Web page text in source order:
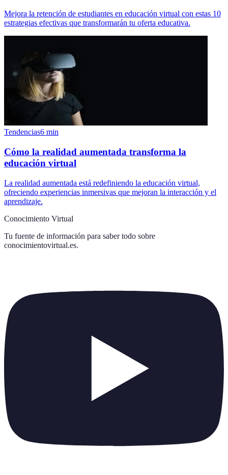
Mejora la retención de estudiantes en educación virtual con estas 10
estrategias efectivas que transformarán tu oferta educativa.
Tendencias6 min
Cómo la realidad aumentada transforma la
educación virtual
La realidad aumentada está redefiniendo la educación virtual,
ofreciendo experiencias inmersivas que mejoran la interacción y el
aprendizaje.
Conocimiento Virtual
Tu fuente de información para saber todo sobre
conocimientovirtual.es.